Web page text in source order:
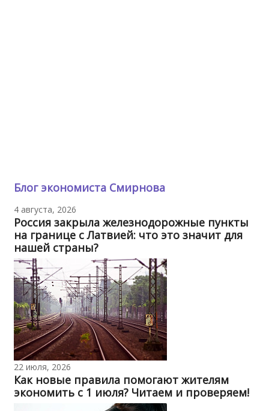
Блог экономиста Смирнова
4 августа, 2026
Россия закрыла железнодорожные пункты
на границе с Латвией: что это значит для
нашей страны?
22 июля, 2026
Как новые правила помогают жителям
экономить с 1 июля? Читаем и проверяем!